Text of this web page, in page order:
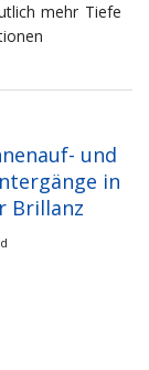
mehr Tiefe
und
in
Brillanz